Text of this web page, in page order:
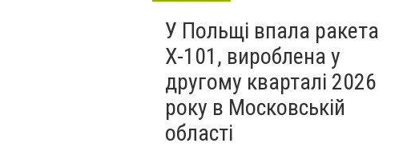
У Польщі впала ракета
Х-101, вироблена у
другому кварталі 2026
року в Московській
області